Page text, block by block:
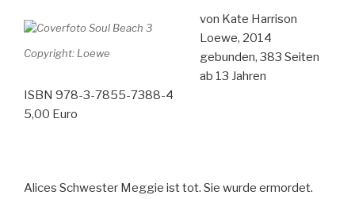
Copyright: Loewe
von Kate Harrison
Loewe, 2014
gebunden, 383 Seiten
ab 13 Jahren
ISBN 978-3-7855-7388-4
5,00 Euro
Alices Schwester Meggie ist tot. Sie wurde ermordet.